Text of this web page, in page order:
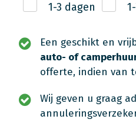
1-3 dagen
Een geschikt en
auto- of
offerte, indien van
Wij geven u graag